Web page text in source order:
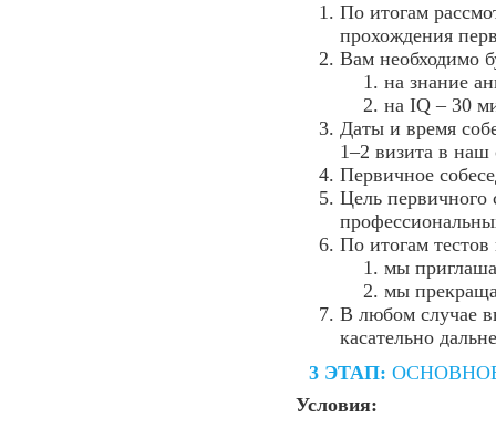
По итогам
прохождения
Вам необходимо
на знание
на IQ – 30
Даты и время
1–2 визита в
Первичное
Цель первичного
По итогам
мы
мы
В любом случае
касательно
3 ЭТАП:
Условия: